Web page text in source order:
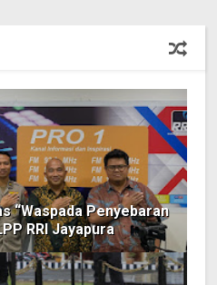
“Waspada Penyebaran
RRI Jayapura